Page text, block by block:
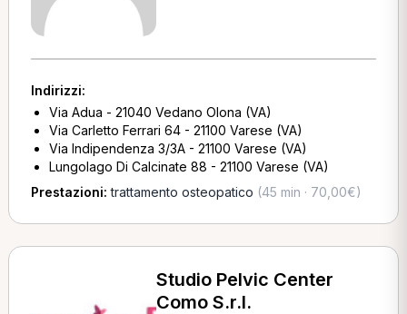
Indirizzi:
Via Adua - 21040 Vedano Olona (VA)
Via Carletto Ferrari 64 - 21100 Varese (VA)
Via Indipendenza 3/3A - 21100 Varese (VA)
Lungolago Di Calcinate 88 - 21100 Varese (VA)
Prestazioni:trattamento osteopatico (45 min · 70,00€)
Studio Pelvic Center
Como S.r.l.